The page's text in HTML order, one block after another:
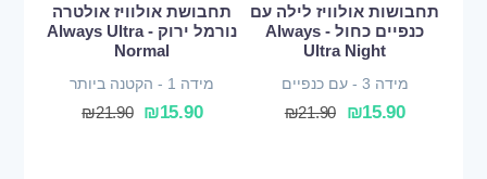
תחבושות אולוויז לילה עם
כנפיים כחול - Always
Ultra Night
מידה 3 - עם כנפיים
₪15.90
₪21.90
תחבושת אולוויז אולטרה
נורמל ירוק - Always Ultra
Normal
מידה 1 - הקטנה ביותר
₪15.90
₪21.90